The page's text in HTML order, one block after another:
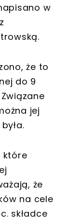
w
że to
do 9
jej
które
że
na cele
składce